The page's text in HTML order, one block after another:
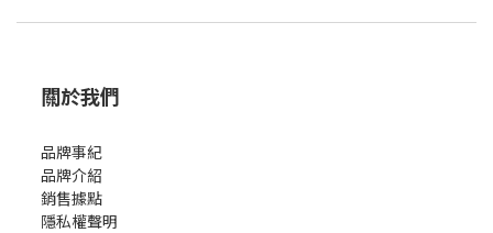
關於我們
品牌事紀
品牌介紹
銷售據點
隱私權聲明